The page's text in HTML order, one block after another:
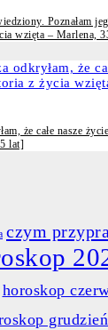
Poznałam
wzięta – Marlena,
że całe nasze
lat]
czym
horoskop
grudzień